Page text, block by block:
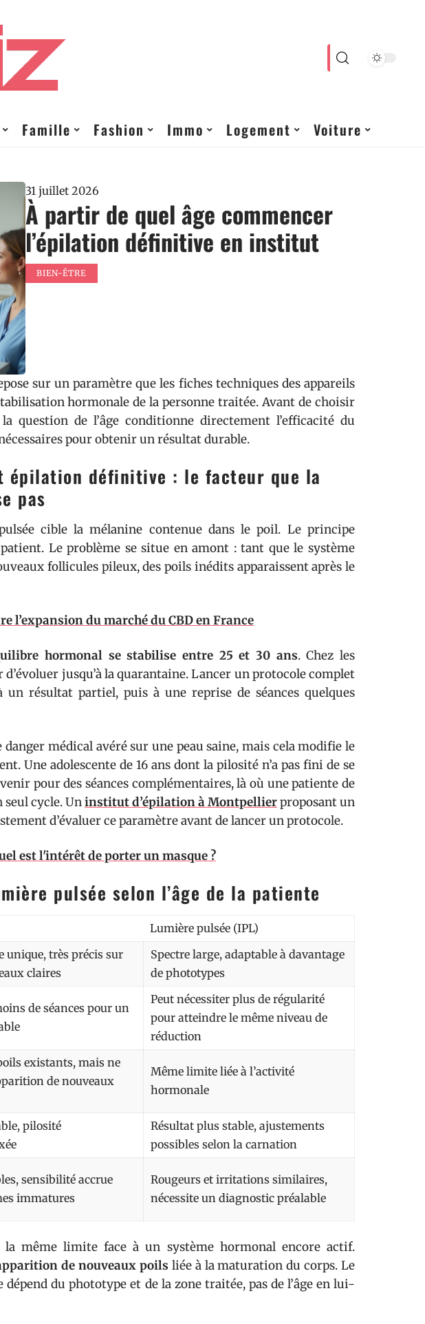
Famille Fashion Immo Logement Voiture
31 juillet 2026
À partir de quel âge commencer
l’épilation définitive en institut
BIEN-ÊTRE
sur un paramètre que les fiches techniques des appareils
hormonale de la personne traitée. Avant de choisir
question de l’âge conditionne directement l’efficacité du
pour obtenir un résultat durable.
épilation définitive : le facteur que la
pas
cible la mélanine contenue dans le poil. Le principe
Le problème se situe en amont : tant que le système
follicules pileux, des poils inédits apparaissent après le
l’expansion du marché du CBD en France
hormonal se stabilise entre 25 et 30 ans. Chez les
jusqu’à la quarantaine. Lancer un protocole complet
un résultat partiel, puis à une reprise de séances quelques
médical avéré sur une peau saine, mais cela modifie le
Une adolescente de 16 ans dont la pilosité n’a pas fini de se
pour des séances complémentaires, là où une patiente de
seul cycle. Uninstitut d’épilation à Montpellierproposant un
d’évaluer ce paramètre avant de lancer un protocole.
est l'intérêt de porter un masque ?
pulsée selon l’âge de la patiente
Lumière pulsée (IPL)
unique, très précis sur
claires
Spectre large, adaptable à davantage
de phototypes
de séances pour un
Peut nécessiter plus de régularité
pour atteindre le même niveau de
réduction
existants, mais ne
de nouveaux
Même limite liée à l’activité
hormonale
pilosité
Résultat plus stable, ajustements
possibles selon la carnation
sensibilité accrue
immatures
Rougeurs et irritations similaires,
nécessite un diagnostic préalable
la même limite face à un système hormonal encore actif.
de nouveaux poils liée à la maturation du corps. Le
du phototype et de la zone traitée, pas de l’âge en lui-